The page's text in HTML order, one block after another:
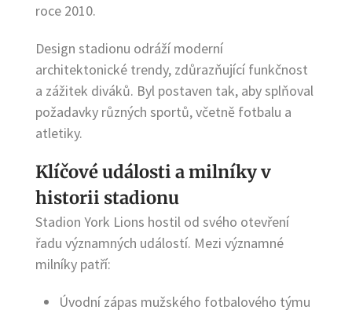
roce 2010.
Design stadionu odráží moderní
architektonické trendy, zdůrazňující funkčnost
a zážitek diváků. Byl postaven tak, aby splňoval
požadavky různých sportů, včetně fotbalu a
atletiky.
Klíčové události a milníky v
historii stadionu
Stadion York Lions hostil od svého otevření
řadu významných událostí. Mezi významné
milníky patří:
Úvodní zápas mužského fotbalového týmu